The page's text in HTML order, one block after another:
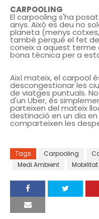
CARPOOLING
El carpooling s'ha
anys. Això es deu no
planeta (menys
també perquè el fet
coneix a aquest terme
bona tècnica per a
Així mateix, el carpool
descongestionar les
de viatges puntuals.
d'un Uber, és
parteixen del mateix
destinació en un dia
comparteixen les
Tags Carpooling
Medi Ambient
Mobilitat